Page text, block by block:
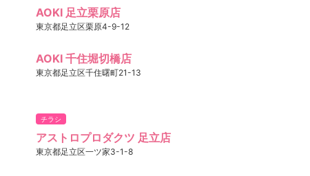
AOKI 足立栗原店
東京都足立区栗原4-9-12
AOKI 千住堀切橋店
東京都足立区千住曙町21-13
チラシ
アストロプロダクツ 足立店
東京都足立区一ツ家3-1-8